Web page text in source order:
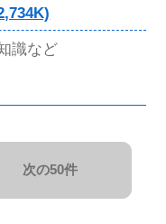
識など
次の50件